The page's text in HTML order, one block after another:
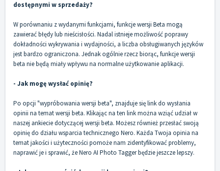
dostępnymi w sprzedaży?
W porównaniu z wydanymi funkcjami, funkcje wersji Beta mogą
zawierać błędy lub nieścisłości. Nadal istnieje możliwość poprawy
dokładności wykrywania i wydajności, a liczba obsługiwanych języków
jest bardzo ograniczona. Jednak ogólnie rzecz biorąc, funkcje wersji
beta nie będą miały wpływu na normalne użytkowanie aplikacji.
- Jak mogę wysłać opinię?
Po opcji "wypróbowania wersji beta", znajduje się link do wysłania
opinii na temat wersji beta. Klikając na ten link można wziąć udział w
naszej ankiecie dotyczącej wersji beta. Możesz również przesłać swoją
opinię do działu wsparcia technicznego Nero. Każda Twoja opinia na
temat jakości i użyteczności pomoże nam zidentyfikować problemy,
naprawić je i sprawić, że Nero AI Photo Tagger będzie jeszcze lepszy.